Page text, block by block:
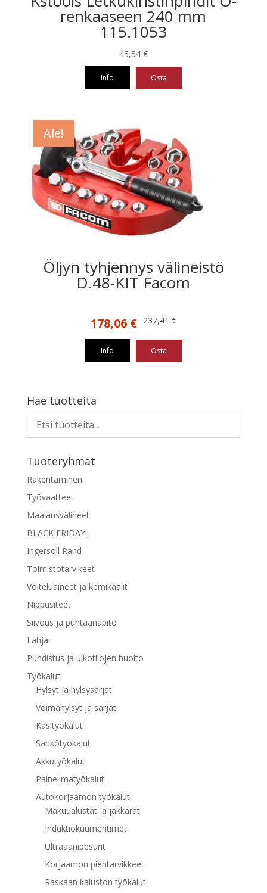
renkaaseen 240 mm
115.1053
45,54 €
Info Osta
Ale!
Öljyn tyhjennys välineistö
D.48-KIT Facom
237,41€
Alkuperäinen
237,41 €.
178,06 €Nykyinen
178,06 €.
Info Osta
Hae tuotteita
Tuoteryhmät
Rakentaminen
Työvaatteet
Maalausvälineet
BLACK FRIDAY!
Ingersoll Rand
Toimistotarvikeet
Voiteluaineet ja kemikaalit
Nippusiteet
Siivous ja puhtaanapito
Lahjat
Puhdistus ja ulkotilojen huolto
Työkalut
Hylsyt ja hylsysarjat
Voimahylsyt ja sarjat
Käsityökalut
Sähkötyökalut
Akkutyökalut
Paineilmatyökalut
Autokorjaamon työkalut
Makuualustat ja jakkarat
Induktiokuumentimet
Ultraäänipesurit
Korjaamon pientarvikkeet
Raskaan kaluston työkalut